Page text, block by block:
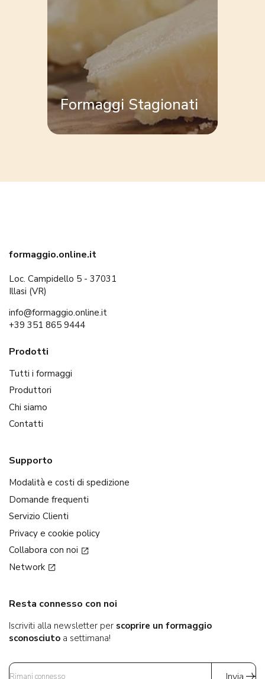
Formaggi Stagionati
formaggio.online.it
Loc. Campidello 5 - 37031
Illasi (VR)
info@formaggio.online.it
+39 351 865 9444
Prodotti
Tutti i formaggi
Produttori
Chi siamo
Contatti
Supporto
Modalità e costi di spedizione
Domande frequenti
Servizio Clienti
Privacy e cookie policy
Collabora con noi
Network
Resta connesso con noi
Iscriviti alla newsletter per scoprire un formaggio
sconosciuto a settimana!
Invia